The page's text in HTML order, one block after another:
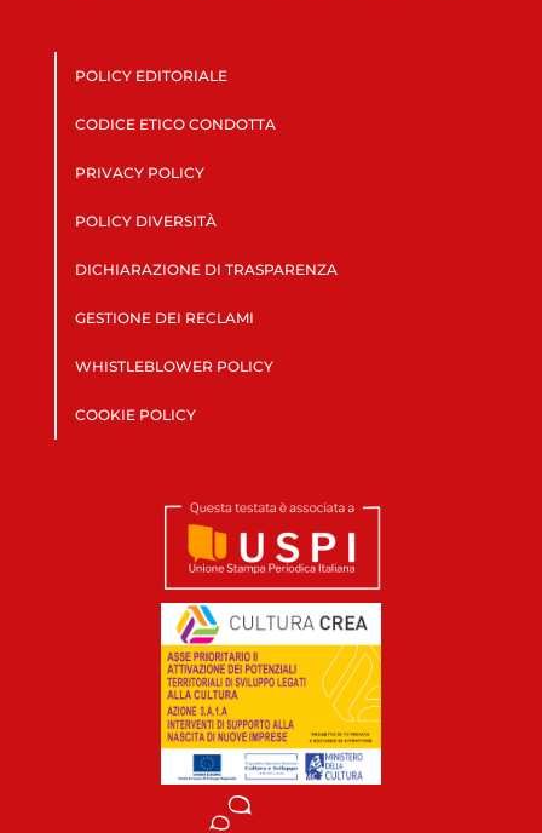
POLICY EDITORIALE
CODICE ETICO CONDOTTA
PRIVACY POLICY
POLICY DIVERSITÀ
DICHIARAZIONE DI TRASPARENZA
GESTIONE DEI RECLAMI
WHISTLEBLOWER POLICY
COOKIE POLICY